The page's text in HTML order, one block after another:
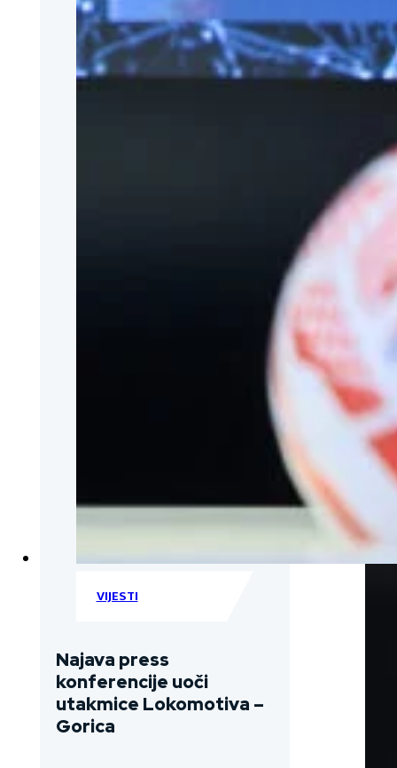
VIJESTI
Najava press
konferencije uoči
utakmice Lokomotiva –
Gorica